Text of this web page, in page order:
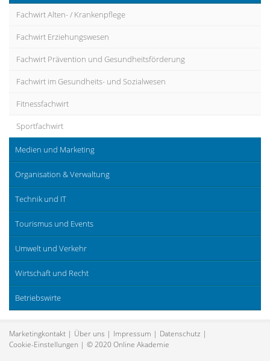
Fachwirt Alten- / Krankenpflege
Fachwirt Erziehungswesen
Fachwirt Prävention und Gesundheitsförderung
Fachwirt im Gesundheits- und Sozialwesen
Fitnessfachwirt
Sportfachwirt
Medien und Marketing
Organisation & Verwaltung
Technik und IT
Tourismus und Events
Umwelt und Verkehr
Wirtschaft und Recht
Betriebswirte
Marketingkontakt Über uns Impressum
Datenschutz
Cookie-Einstellungen
© 2020 Online Akademie